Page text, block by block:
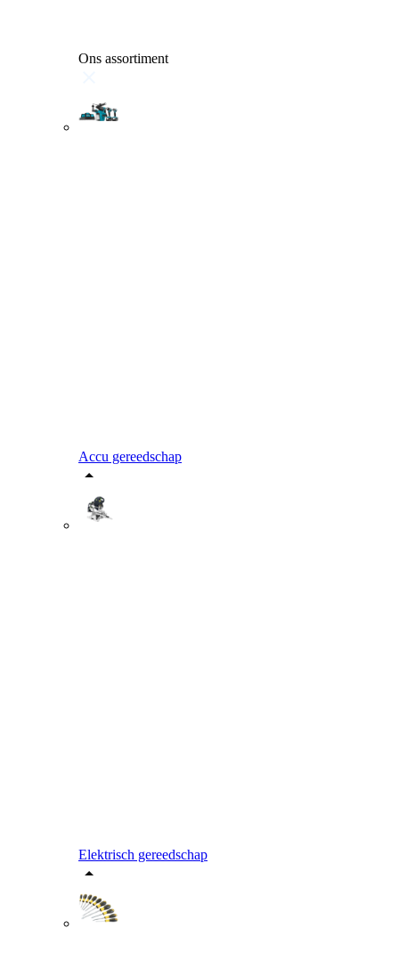
Ons assortiment
Accu gereedschap
Elektrisch gereedschap